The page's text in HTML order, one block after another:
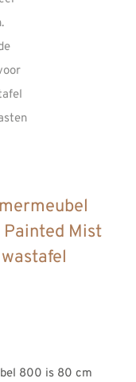
CONTACT
Mist
800 is 80 cm